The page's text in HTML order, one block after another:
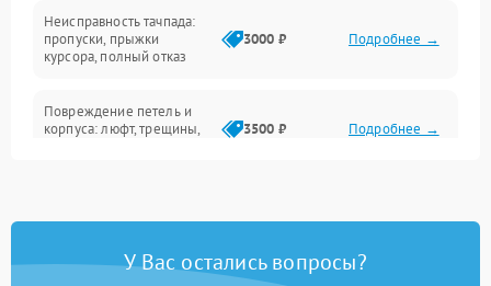
Сеть и интернет
Неисправность тачпада:
пропуски, прыжки
курсора, полный отказ
3000 ₽ Подробнее →
Повреждение петель и
корпуса: люфт, трещины,
3500 ₽ Подробнее →
быстрая разрядка,
2500 ₽ Подробнее →
У Вас остались вопросы?